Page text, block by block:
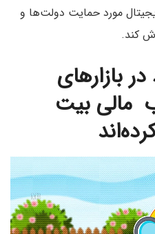
مورد حمایت دولت‌ها و
کند.
بازارهای
مالی بیت